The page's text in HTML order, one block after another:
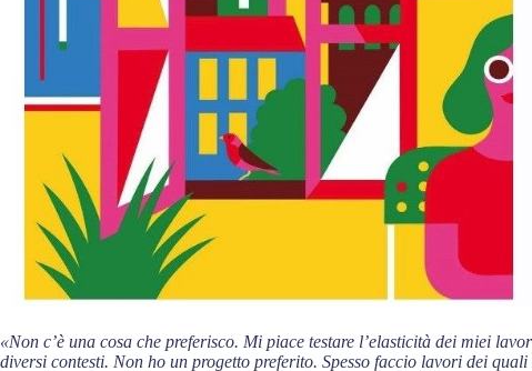
«Non c’è una cosa che preferisco. Mi piace testare l’elasticità dei miei
diversi contesti. Non ho un progetto preferito. Spesso faccio lavori dei